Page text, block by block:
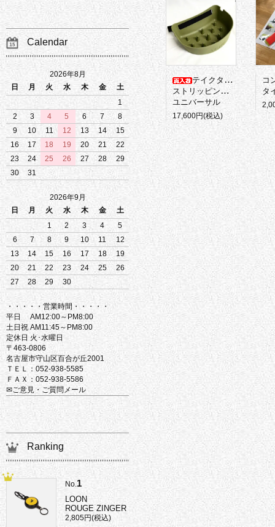
テイクタックル
ストリッピングバスケット
ユニバーサル
17,600円(税込)
コ
タ
Calendar
2026年8月
日
月 火 水 木 金
土
1
2
3 4 5 6 7
8
9
10 11 12 13 14
15
16
17 18 19 20 21
22
23
24 25 26 27 28
29
30
31
2026年9月
日
月 火 水 木 金
土
1
2 3 4
5
6
7 8 9 10 11
12
13
14 15 16 17 18
19
20
21 22 23 24 25
26
27
28 29 30
・・・・・営業時間・・・・・
平日 AM12:00～PM8:00
土日祝 AM11:45～PM8:00
定休日 火･水曜日
〒463-0806
名古屋市守山区百合が丘2001
ＴＥＬ：052-938-5585
ＦＡＸ：052-938-5586
✉ご意見・ご質問メール
Ranking
No. 1
LOON
ROUGE ZINGER
2,805円(税込)